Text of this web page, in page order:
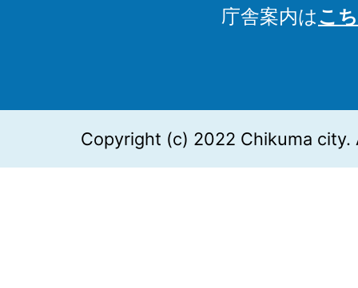
庁舎案内はこ
Copyright (c) 2022 Chikuma city.